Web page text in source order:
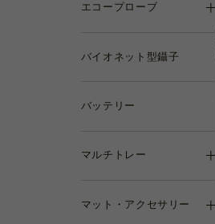
エコープローブ
バイオネット型鑷子
バッテリー
マルチトレー
マット・アクセサリー